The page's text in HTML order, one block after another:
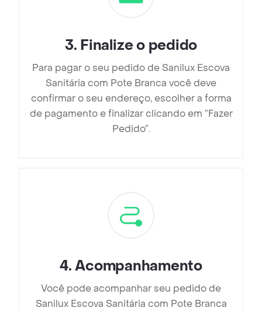
3. Finalize o pedido
Para pagar o seu pedido de Sanilux Escova
Sanitária com Pote Branca você deve
confirmar o seu endereço, escolher a forma
de pagamento e finalizar clicando em ”Fazer
Pedido”.
4.Acompanhamento
Você pode acompanhar seu pedido de
Sanilux Escova Sanitária com Pote Branca